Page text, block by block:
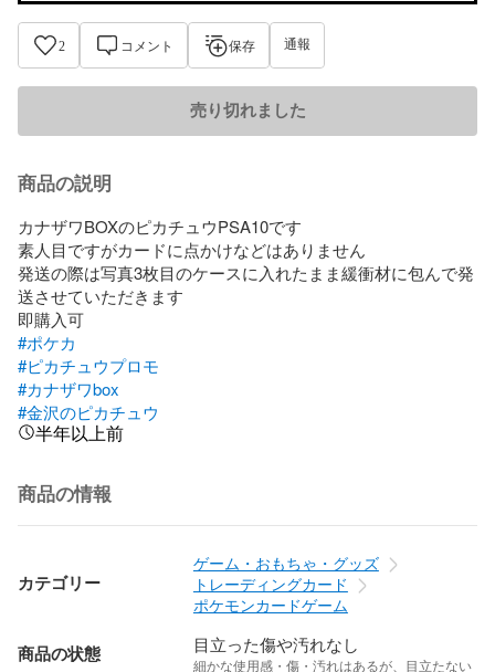
2 コメント 保存 通報
売り切れました
商品の説明
カナザワBOXのピカチュウPSA10です
素人目ですがカードに点かけなどはありません
発送の際は写真3枚目のケースに入れたまま緩衝材に包んで発
送させていただきます
#ポケカ
#ピカチュウプロモ
#カナザワbox
#金沢のピカチュウ
半年以上前
商品の情報
カテゴリー
ゲーム・おもちゃ・グッズ
トレーディングカード
ポケモンカードゲーム
商品の状態 目立った傷や汚れなし
細かな使用感・傷・汚れはあるが、目立たない